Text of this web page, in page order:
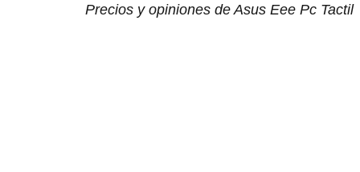
Precios y opiniones de Asus Eee Pc Tactil